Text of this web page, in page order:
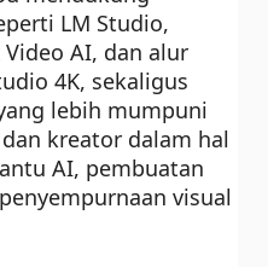
LM Studio,
Video AI, dan alur
4K, sekaligus
lebih mumpuni
kreator dalam hal
AI, pembuatan
visual